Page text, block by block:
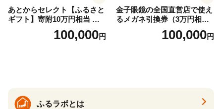
あとからセレクト【ふるさと
ギフト】寄附10万円相当 あ
とから選べる！ ギフト いく
ら ほたて 海鮮 牛肉 別海町
ギフト ふるさと納税 ）
100,000円
金子眼鏡の全国直営店で使え
るメガネ引換券（3万円相
100,000円
ふるラボとは